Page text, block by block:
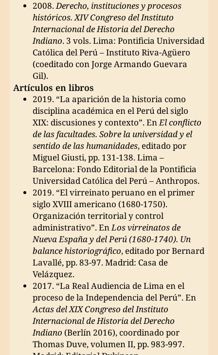
2008.Derecho, instituciones y procesos
históricos. XIV Congreso del Instituto
Internacional de Historia del Derecho
Indiano. 3 vols. Lima: Pontificia Universidad
Católica del Perú – Instituto Riva-Agüero
(coeditado con Jorge Armando Guevara
Gil).
Artículos en libros
2019. “La aparición de la historia como
disciplina académica en el Perú del siglo
XIX: discusiones y contexto”. EnEl conflicto
de las facultades. Sobre la universidad y el
sentido de las humanidades, editado por
Miguel Giusti, pp. 131-138. Lima –
Barcelona: Fondo Editorial de la Pontificia
Universidad Católica del Perú – Anthropos.
2019. “El virreinato peruano en el primer
siglo XVIII americano (1680-1750).
Organización territorial y control
administrativo”. EnLos virreinatos de
Nueva España y del Perú (1680-1740). Un
balance historiográfico, editado por Bernard
Lavallé, pp. 83-97. Madrid: Casa de
Velázquez.
2017. “La Real Audiencia de Lima en el
proceso de la Independencia del Perú”. En
Actas del XIX Congreso del Instituto
Internacional de Historia del Derecho
Indiano (Berlín 2016), coordinado por
Thomas Duve, volumen II, pp. 983-997.